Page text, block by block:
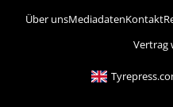
Über unsMediadatenKontakt
Vertrag